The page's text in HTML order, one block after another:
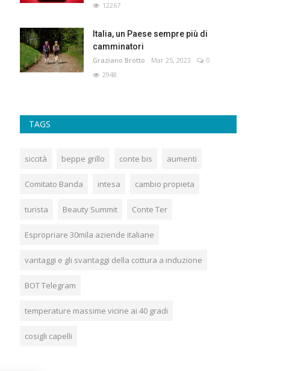
12267
Italia, un Paese sempre più di
camminatori
Graziano Brotto Mar 25, 2023
0
2948
TAGS
siccità beppe grillo conte bis aumenti
Comitato Banda intesa cambio propieta
turista Beauty Summit Conte Ter
Espropriare 30mila aziende italiane
vantaggi e gli svantaggi della cottura a induzione
BOT Telegram
temperature massime vicine ai 40 gradi
cosigli capelli